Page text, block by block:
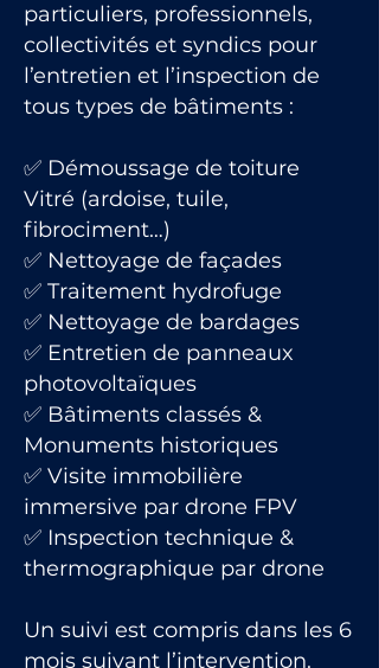
particuliers, professionnels,
collectivités et syndics pour
l’entretien et l’inspection de
tous types de bâtiments :
✅ Démoussage de toiture
Vitré (ardoise, tuile,
fibrociment…)
✅ Nettoyage de façades
✅ Traitement hydrofuge
✅ Nettoyage de bardages
✅ Entretien de panneaux
photovoltaïques
✅ Bâtiments classés &
Monuments historiques
✅ Visite immobilière
immersive par drone FPV
✅ Inspection technique &
thermographique par drone
Un suivi est compris dans les 6
mois suivant l’intervention.